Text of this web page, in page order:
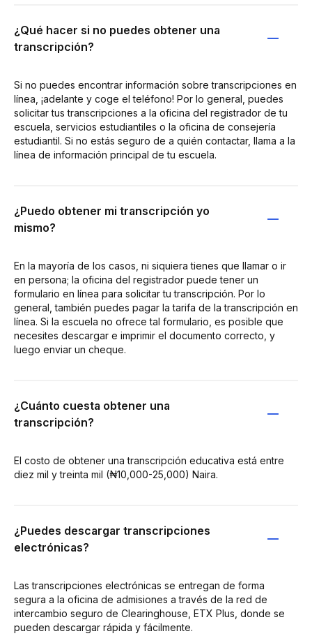
¿Qué hacer si no puedes obtener una
transcripción?
Si no puedes encontrar información sobre transcripciones en
línea, ¡adelante y coge el teléfono! Por lo general, puedes
solicitar tus transcripciones a la oficina del registrador de tu
escuela, servicios estudiantiles o la oficina de consejería
estudiantil. Si no estás seguro de a quién contactar, llama a la
línea de información principal de tu escuela.
¿Puedo obtener mi transcripción yo
mismo?
En la mayoría de los casos, ni siquiera tienes que llamar o ir
en persona; la oficina del registrador puede tener un
formulario en línea para solicitar tu transcripción. Por lo
general, también puedes pagar la tarifa de la transcripción en
línea. Si la escuela no ofrece tal formulario, es posible que
necesites descargar e imprimir el documento correcto, y
luego enviar un cheque.
¿Cuánto cuesta obtener una
transcripción?
El costo de obtener una transcripción educativa está entre
diez mil y treinta mil (₦10,000-25,000) Naira.
¿Puedes descargar transcripciones
electrónicas?
Las transcripciones electrónicas se entregan de forma
segura a la oficina de admisiones a través de la red de
intercambio seguro de Clearinghouse, ETX Plus, donde se
pueden descargar rápida y fácilmente.